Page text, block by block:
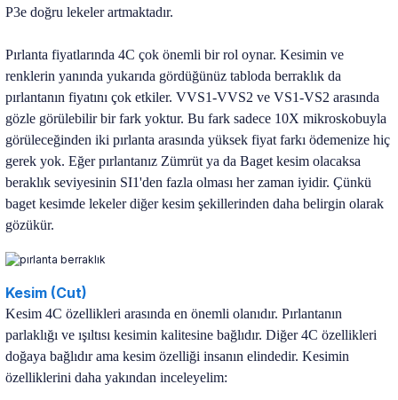
P3e doğru lekeler artmaktadır.
Pırlanta fiyatlarında 4C çok önemli bir rol oynar. Kesimin ve
renklerin yanında yukarıda gördüğünüz tabloda berraklık da
pırlantanın fiyatını çok etkiler. VVS1-VVS2 ve VS1-VS2 arasında
gözle görülebilir bir fark yoktur. Bu fark sadece 10X mikroskobuyla
görüleceğinden iki pırlanta arasında yüksek fiyat farkı ödemenize hiç
gerek yok. Eğer pırlantanız Zümrüt ya da Baget kesim olacaksa
beraklık seviyesinin SI1'den fazla olması her zaman iyidir. Çünkü
baget kesimde lekeler diğer kesim şekillerinden daha belirgin olarak
gözükür.
Kesim (Cut)
Kesim 4C özellikleri arasında en önemli olanıdır. Pırlantanın
parlaklığı ve ışıltısı kesimin kalitesine bağlıdır. Diğer 4C özellikleri
doğaya bağlıdır ama kesim özelliği insanın elindedir. Kesimin
özelliklerini daha yakından inceleyelim: